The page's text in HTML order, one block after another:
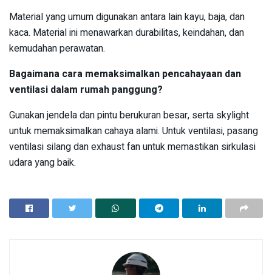
Material yang umum digunakan antara lain kayu, baja, dan
kaca. Material ini menawarkan durabilitas, keindahan, dan
kemudahan perawatan.
Bagaimana cara memaksimalkan pencahayaan dan
ventilasi dalam rumah panggung?
Gunakan jendela dan pintu berukuran besar, serta skylight
untuk memaksimalkan cahaya alami. Untuk ventilasi, pasang
ventilasi silang dan exhaust fan untuk memastikan sirkulasi
udara yang baik.